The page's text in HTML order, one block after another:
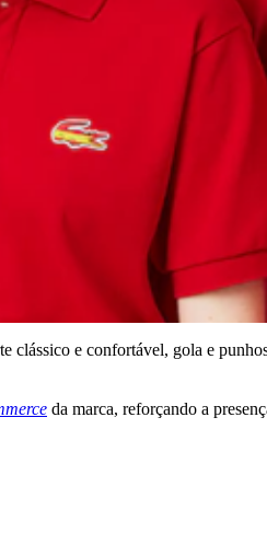
clássico e confortável, gola e
da marca, reforçando a